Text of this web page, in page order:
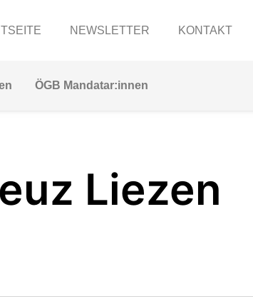
NEWSLETTER KONTAKT
ÖGB Mandatar:innen
Liezen